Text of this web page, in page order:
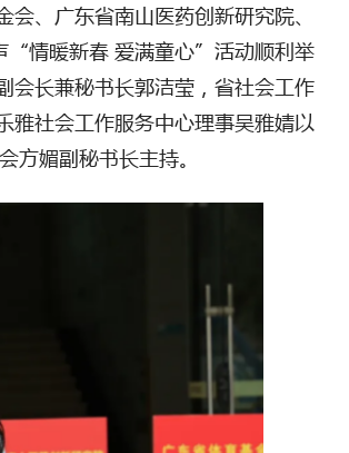
、广东省南山医药创新研究院、
“情暖新春 爱满童心”活动顺利举
会长兼秘书长郭洁莹，省社会工作
雅社会工作服务中心理事吴雅婧以
方媚副秘书长主持。